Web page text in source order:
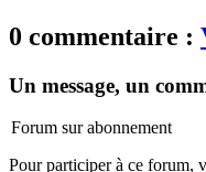
0 commentaire :
Un message, un
Forum sur abonnement
Pour participer à ce forum,